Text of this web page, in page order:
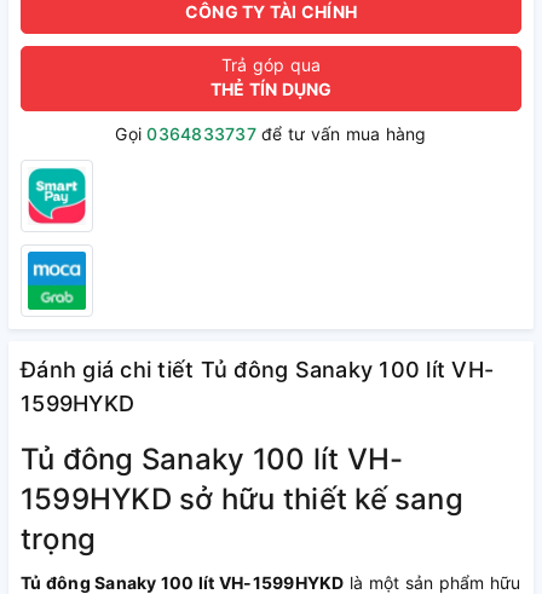
CÔNG TY TÀI CHÍNH
Trả góp qua
THẺ TÍN DỤNG
Gọi0364833737để tư vấn mua hàng
Đánh giá chi tiết Tủ đông Sanaky 100 lít VH-
1599HYKD
Tủ đông Sanaky 100 lít VH-
1599HYKD sở hữu thiết kế sang
trọng
Tủ đông Sanaky 100 lít VH-1599HYKD là một sản phẩm hữu